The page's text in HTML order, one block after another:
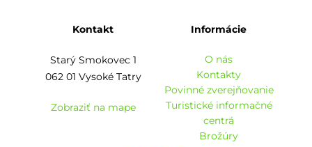
Kontakt
Starý Smokovec 1
062 01 Vysoké Tatry
Zobraziť na mape
Informácie
O nás
Kontakty
Povinné zverejňovanie
Turistické informačné
centrá
Brožúry